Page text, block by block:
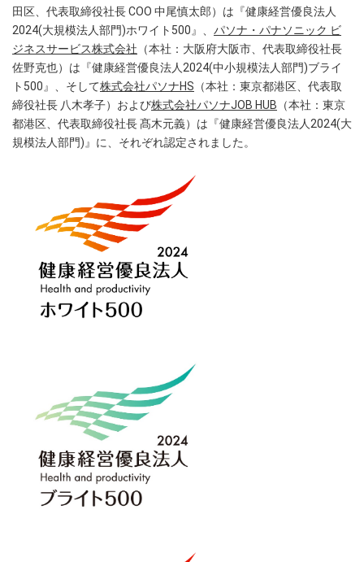
田区、代表取締役社長 COO 中尾慎太郎）は『健康経営優良法人
2024(大規模法人部門)ホワイト500』、 パソナ・パナソニック ビ
ジネスサービス株式会社 （本社：大阪府大阪市、代表取締役社長
佐野克也）は『健康経営優良法人2024(中小規模法人部門)ブライ
ト500』、そして株式会社パソナHS （本社：東京都港区、代表取
締役社長 八木孝子）および株式会社パソナJOB HUB （本社：東京
都港区、代表取締役社長 髙木元義）は『健康経営優良法人2024(大
規模法人部門)』に、それぞれ認定されました。